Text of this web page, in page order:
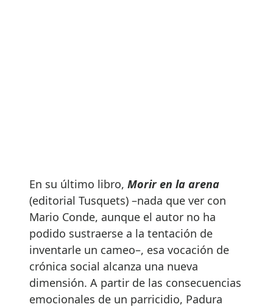
En su último libro, Morir en la arena
(editorial Tusquets) –nada que ver con
Mario Conde, aunque el autor no ha
podido sustraerse a la tentación de
inventarle un cameo–, esa vocación de
crónica social alcanza una nueva
dimensión. A partir de las consecuencias
emocionales de un parricidio, Padura